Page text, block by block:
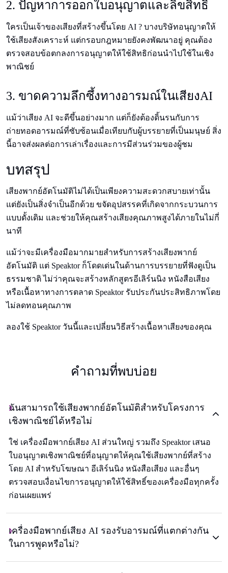
2. ปัญหาการออกใบอนุญาตและลิขสิทธิ์
ใครเป็นเจ้าของเสียงที่สร้างขึ้นโดย AI ? บางบริษัทอนุญาตให้
ใช้เสียงสังเคราะห์ แต่กรอบกฎหมายยังคงพัฒนาอยู่ คุณต้อง
ตรวจสอบข้อตกลงการอนุญาตให้ใช้สิทธิก่อนนําไปใช้ในเชิง
พาณิชย์
3. ขาดความลึกซึ้งทางอารมณ์ในเสียงAI
แม้ว่าเสียง AI จะดีขึ้นอย่างมาก แต่ก็ยังต้องดิ้นรนกับการ
ถ่ายทอดอารมณ์ที่ซับซ้อนเมื่อเทียบกับผู้บรรยายที่เป็นมนุษย์ สิ่ง
นี้อาจส่งผลต่อการเล่าเรื่องและการมีส่วนร่วมของผู้ชม
บทสรุป
เสียงพากย์อัตโนมัติไม่ได้เป็นเพียงความสะดวกสบายเท่านั้น
แต่ยังเป็นสิ่งจําเป็นอีกด้วย ขจัดอุปสรรคที่เกิดจากกระบวนการ
แบบดั้งเดิม และช่วยให้คุณสร้างเสียงคุณภาพสูงได้ภายในไม่กี่
นาที
แม้ว่าจะมีเครื่องมือมากมายสําหรับการสร้างเสียงพากย์
อัตโนมัติ แต่ Speaktor ก็โดดเด่นในด้านการบรรยายที่ฟังดูเป็น
ธรรมชาติ ไม่ว่าคุณจะสร้างหลักสูตรอีเลิร์นนิง หนังสือเสียง
หรือเนื้อหาทางการตลาด Speaktor รับประกันประสิทธิภาพโดย
ไม่ลดทอนคุณภาพ
ลองใช้ Speaktor วันนี้และเปลี่ยนวิธีสร้างเนื้อหาเสียงของคุณ
คําถามที่พบบ่อย
ฉันสามารถใช้เสียงพากย์อัตโนมัติสําหรับโครงการ
เชิงพาณิชย์ได้หรือไม่
ใช่ เครื่องมือพากย์เสียง AI ส่วนใหญ่ รวมถึง Speaktor เสนอ
ใบอนุญาตเชิงพาณิชย์ที่อนุญาตให้คุณใช้เสียงพากย์ที่สร้าง
โดย AI สําหรับโฆษณา อีเลิร์นนิง หนังสือเสียง และอื่นๆ
ตรวจสอบเงื่อนไขการอนุญาตให้ใช้สิทธิ์ของเครื่องมือทุกครั้ง
ก่อนเผยแพร่
เครื่องมือพากย์เสียง AI รองรับอารมณ์ที่แตกต่างกัน
ในการพูดหรือไม่?